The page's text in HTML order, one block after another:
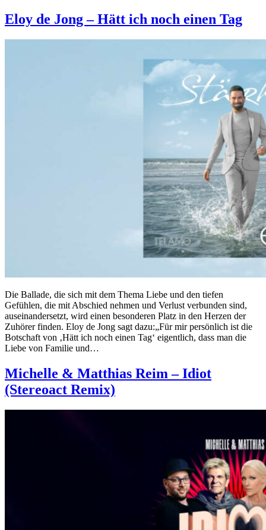
Eloy de Jong – Hätt ich noch einen Tag
Die Ballade, die sich mit dem Thema Liebe und den tiefen
Gefühlen, die mit Abschied nehmen und Verlust verbunden sind,
auseinandersetzt, wird einen besonderen Platz in den Herzen der
Zuhörer finden. Eloy de Jong sagt dazu:„Für mir persönlich ist die
Botschaft von ‚Hätt ich noch einen Tag‘ eigentlich, dass man die
Liebe von Familie und…
Michelle & Matthias Reim – Idiot
(Stereoact Remix)